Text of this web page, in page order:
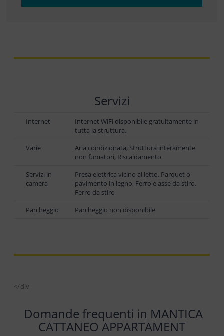
Servizi
Internet
Internet WiFi disponibile gratuitamente in
tutta la struttura.
Varie
Aria condizionata, Struttura interamente
non fumatori, Riscaldamento
Servizi in
camera
Presa elettrica vicino al letto, Parquet o
pavimento in legno, Ferro e asse da stiro,
Ferro da stiro
Parcheggio
Parcheggio non disponibile
</div
Domande frequenti in MANTICA
CATTANEO APPARTAMENT